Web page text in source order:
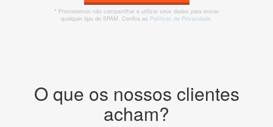
* Prometemos não compartilhar e utilizar seus dados para enviar
qualquer tipo de SPAM. Confira as Políticas de Privacidade.
O que os nossos clientes
acham?